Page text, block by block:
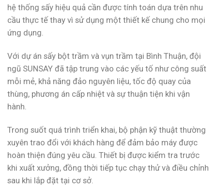
hệ thống sấy hiệu quả cần được tính toán dựa trên nhu
cầu thực tế thay vì sử dụng một thiết kế chung cho mọi
ứng dụng.
Với dự án sấy bột trầm và vụn trầm tại Bình Thuận, đội
ngũ SUNSAY đã tập trung vào các yếu tố như công suất
mỗi mẻ, khả năng đảo nguyên liệu, tốc độ quay của
thùng, phương án cấp nhiệt và sự thuận tiện khi vận
hành.
Trong suốt quá trình triển khai, bộ phận kỹ thuật thường
xuyên trao đổi với khách hàng để đảm bảo máy được
hoàn thiện đúng yêu cầu. Thiết bị được kiểm tra trước
khi xuất xưởng, đồng thời tiếp tục chạy thử và điều chỉnh
sau khi lắp đặt tại cơ sở.